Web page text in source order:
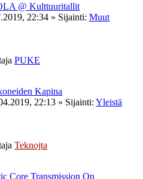
@ Kulttuuritallit
22:34 » Sijainti: Muut
PUKE
Kapina
22:13 » Sijainti: Yleistä
Teknojta
Core Transmission On